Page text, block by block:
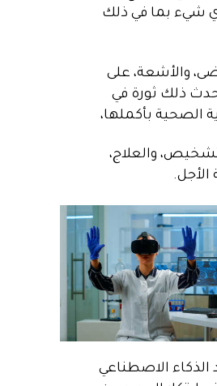
شيء بما في ذلك
والأشعة، على
ذلك ثورة في
الصحية بأكملها،
والعلاج،
الأجل.
الاصطناعي